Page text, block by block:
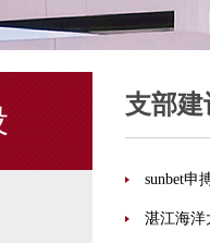
支部建
sunbet申
湛江海洋